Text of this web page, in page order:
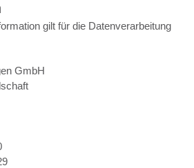
gilt für die Datenverarbeitung
GmbH